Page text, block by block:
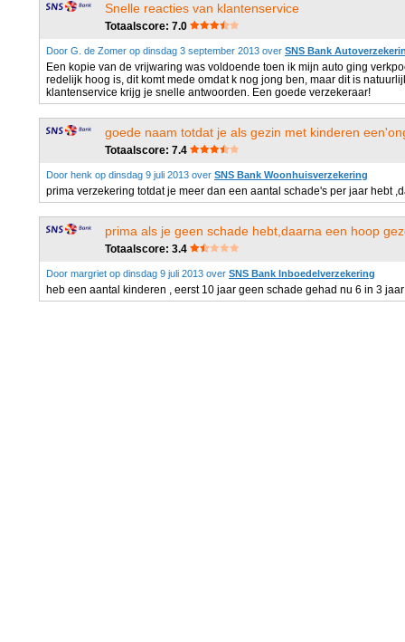
Snelle reacties van klantenservice
Totaalscore: 7.0
Door G. de Zomer op dinsdag 3 september 2013 over SNS Bank
Een kopie van de vrijwaring was voldoende toen ik mijn auto ging
redelijk hoog is, dit komt mede omdat k nog jong ben, maar dit is
klantenservice krijg je snelle antwoorden. Een goede verzekeraar!
goede naam totdat je als gezin met kinderen
Totaalscore: 7.4
Door henk op dinsdag 9 juli 2013 over SNS Bank Woonhuisverzekering
prima verzekering totdat je meer dan een aantal schade's per jaar hebt
prima als je geen schade hebt,daarna een hoop
Totaalscore: 3.4
Door margriet op dinsdag 9 juli 2013 over SNS Bank Inboedelverzekering
heb een aantal kinderen , eerst 10 jaar geen schade gehad nu 6 in 3